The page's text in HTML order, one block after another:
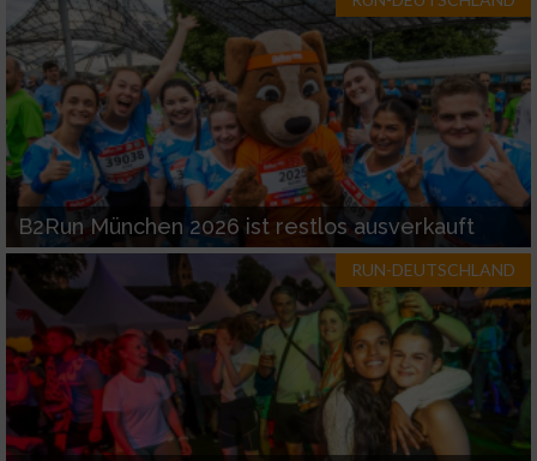
B2Run München 2026 ist restlos ausverkauft
RUN-DEUTSCHLAND
Werbung